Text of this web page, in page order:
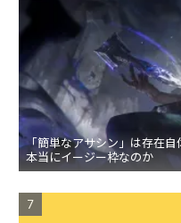
「簡単なアサシン」は存在
本当にイージー枠なのか